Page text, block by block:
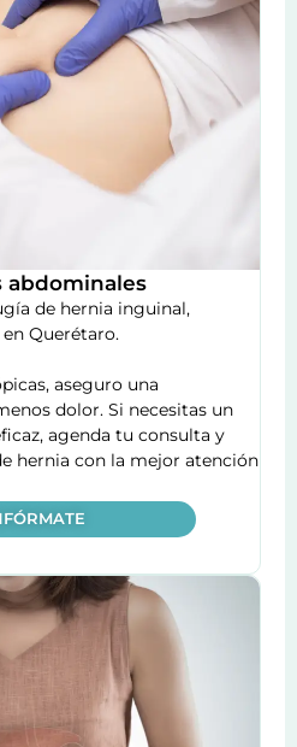
abdominales
de hernia inguinal,
Querétaro.
aseguro una
dolor. Si necesitas un
agenda tu consulta y
hernia con la mejor atención